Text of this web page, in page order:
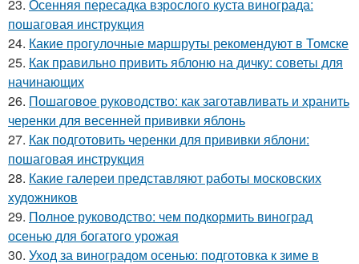
23. Осенняя пересадка взрослого куста винограда:
пошаговая инструкция
24. Какие прогулочные маршруты рекомендуют в Томске
25. Как правильно привить яблоню на дичку: советы для
начинающих
26. Пошаговое руководство: как заготавливать и хранить
черенки для весенней прививки яблонь
27. Как подготовить черенки для прививки яблони:
пошаговая инструкция
28. Какие галереи представляют работы московских
художников
29. Полное руководство: чем подкормить виноград
осенью для богатого урожая
30. Уход за виноградом осенью: подготовка к зиме в